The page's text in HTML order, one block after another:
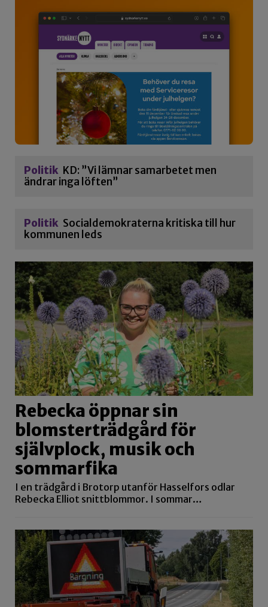
Politik KD: ”Vi lämnar samarbetet men
ändrar inga löften”
Politik Socialdemokraterna kritiska till hur
kommunen leds
Rebecka öppnar sin
blomsterträdgård för
självplock, musik och
sommarfika
I en trädgård i Brotorp utanför Hasselfors odlar
Rebecka Elliot snittblommor. I sommar…